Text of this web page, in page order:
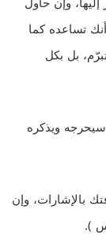
تساعده كما
بل بكل
سيحرجه ويذكره
بالإشارات، وإن
).